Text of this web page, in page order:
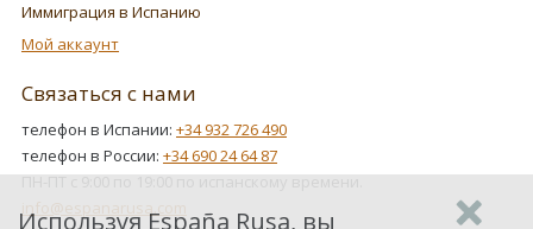
Иммиграция в Испанию
Мой аккаунт
Связаться с нами
телефон в Испании: +34 932 726 490
телефон в России: +34 690 24 64 87
ПН-ПТ с 9:00 по 19:00 по испанскому времени.
info@espanarusa.com
Используя España Rusa, вы